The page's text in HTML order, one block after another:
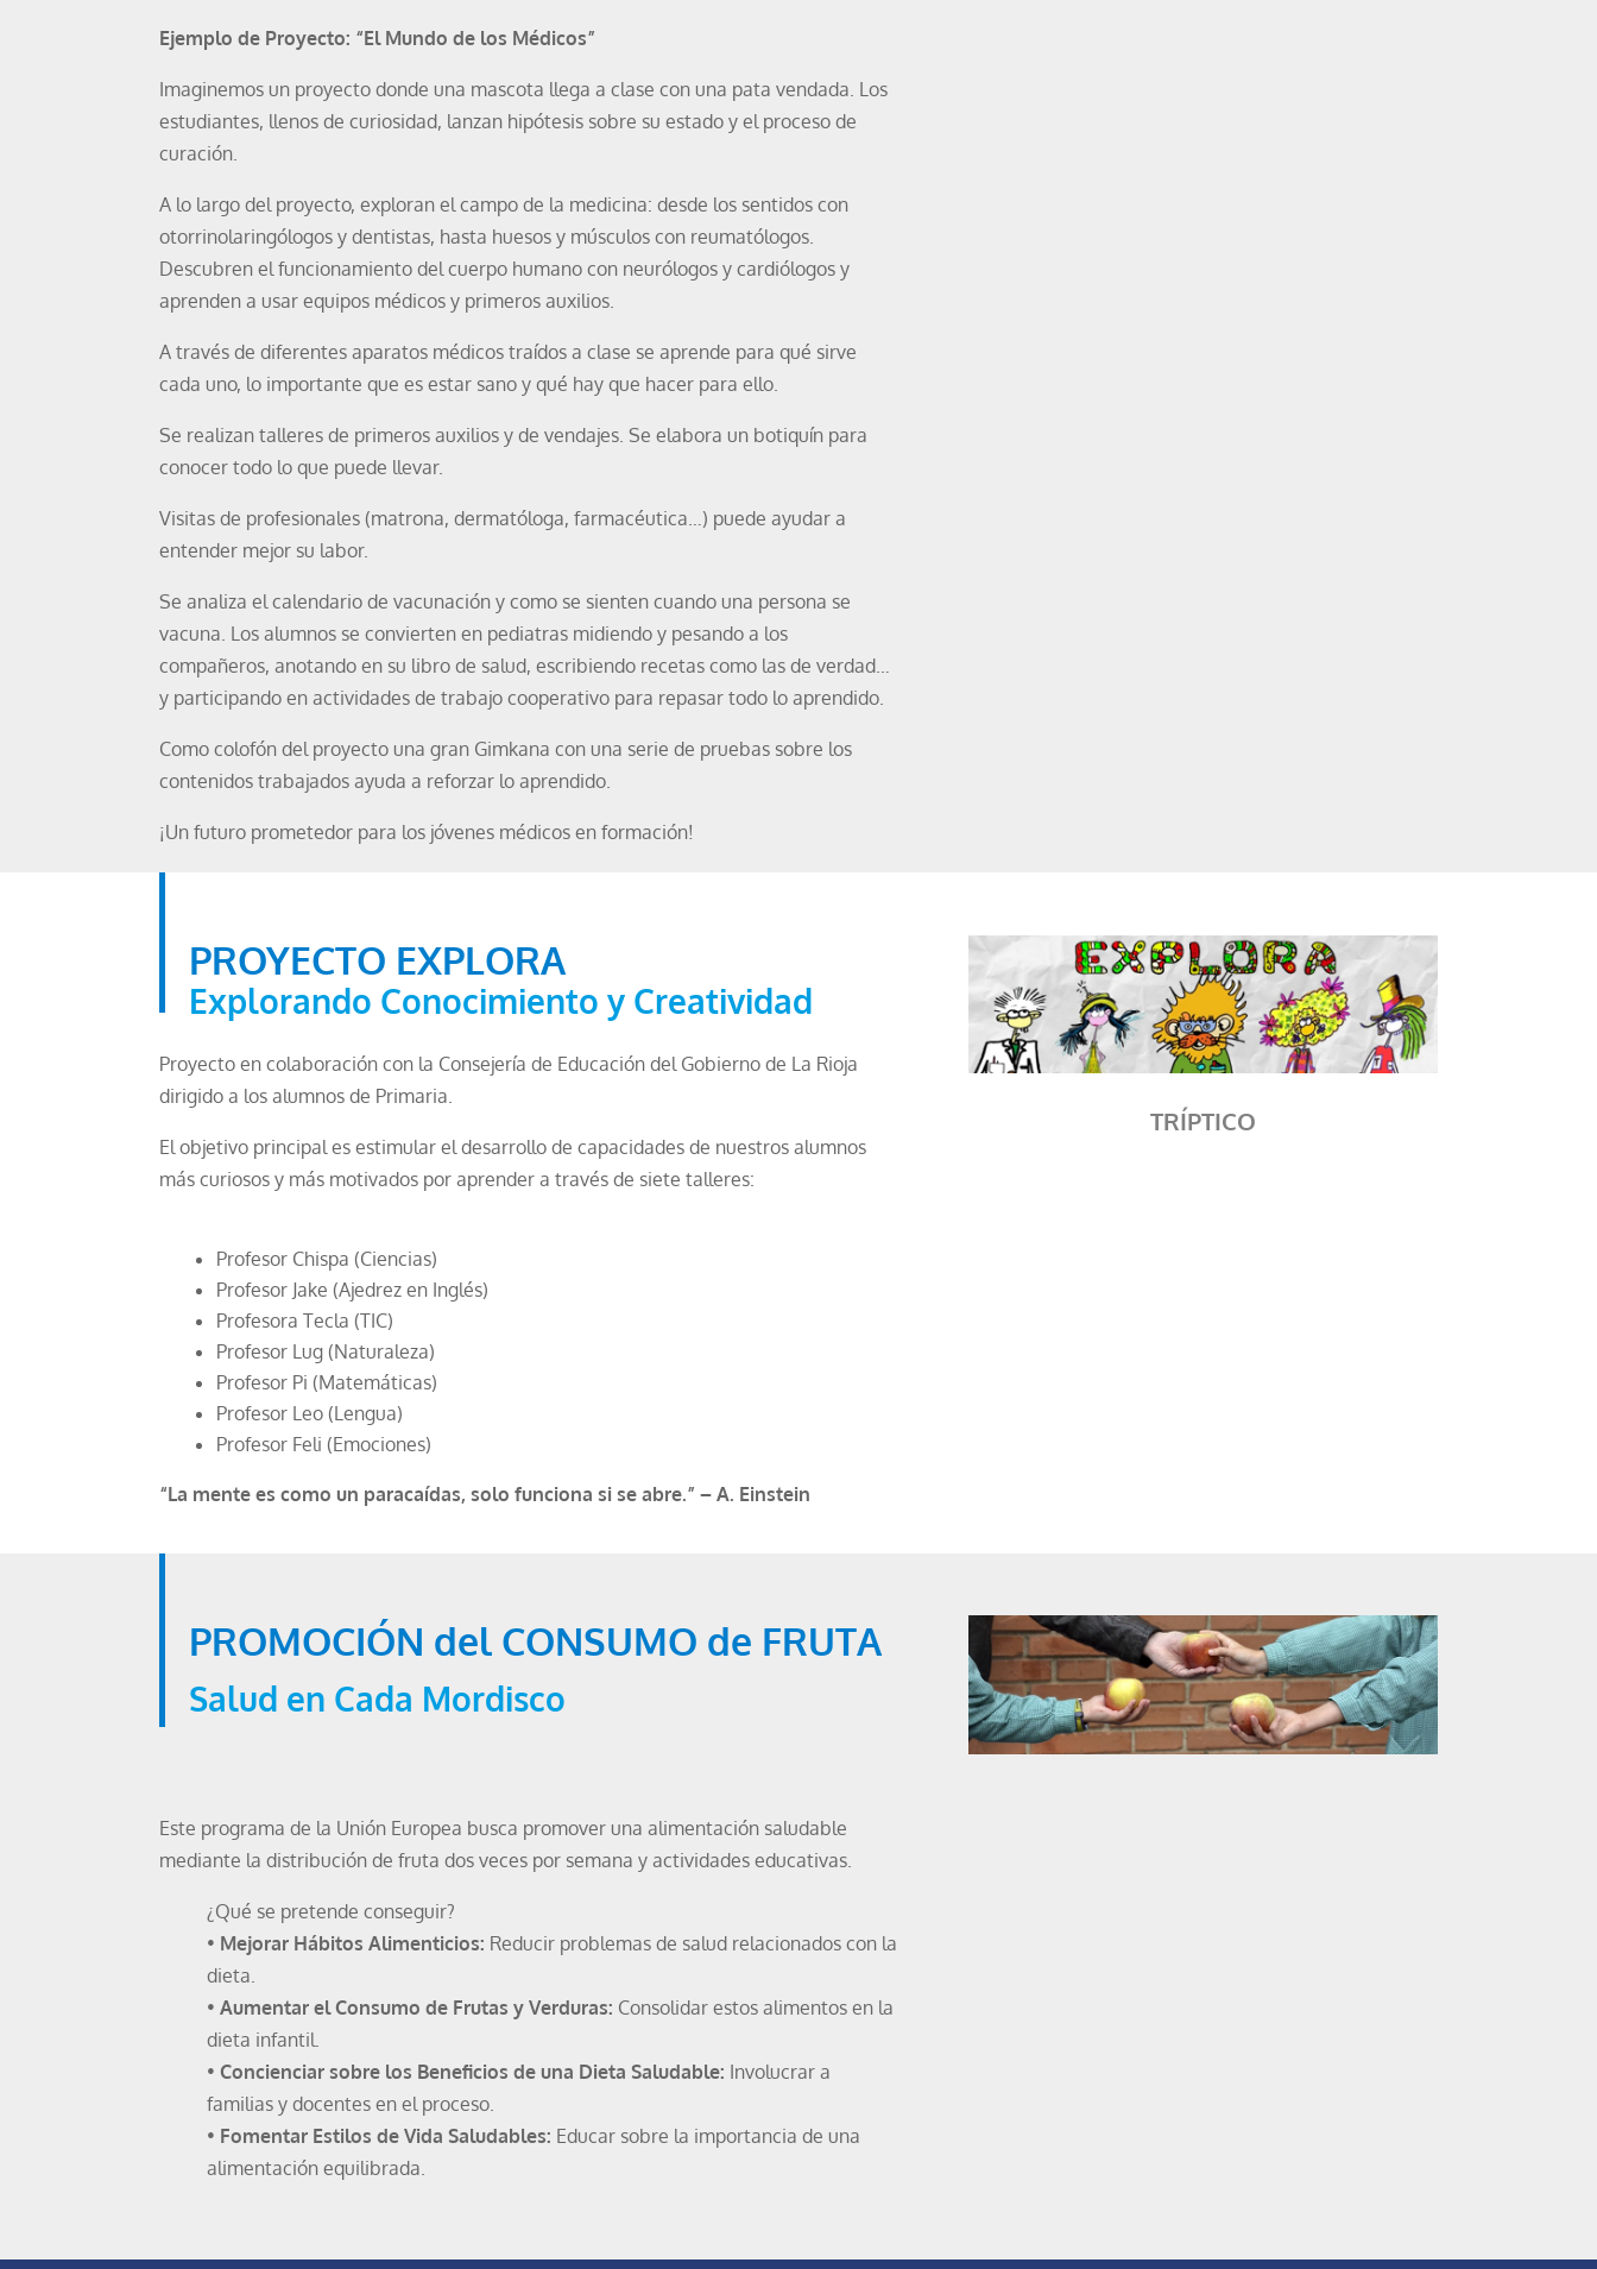
Ejemplo de Proyecto: “El Mundo de los Médicos”
Imaginemos un proyecto donde una mascota llega a clase con una pata vendada. Los
estudiantes, llenos de curiosidad, lanzan hipótesis sobre su estado y el proceso de
curación.
A lo largo del proyecto, exploran el campo de la medicina: desde los sentidos con
otorrinolaringólogos y dentistas, hasta huesos y músculos con reumatólogos.
Descubren el funcionamiento del cuerpo humano con neurólogos y cardiólogos y
aprenden a usar equipos médicos y primeros auxilios.
A través de diferentes aparatos médicos traídos a clase se aprende para qué sirve
cada uno, lo importante que es estar sano y qué hay que hacer para ello.
Se realizan talleres de primeros auxilios y de vendajes. Se elabora un botiquín para
conocer todo lo que puede llevar.
Visitas de profesionales (matrona, dermatóloga, farmacéutica…) puede ayudar a
entender mejor su labor.
Se analiza el calendario de vacunación y como se sienten cuando una persona se
vacuna. Los alumnos se convierten en pediatras midiendo y pesando a los
compañeros, anotando en su libro de salud, escribiendo recetas como las de verdad…
y participando en actividades de trabajo cooperativo para repasar todo lo aprendido.
Como colofón del proyecto una gran Gimkana con una serie de pruebas sobre los
contenidos trabajados ayuda a reforzar lo aprendido.
¡Un futuro prometedor para los jóvenes médicos en formación!
PROYECTO EXPLORA
Explorando Conocimiento y Creatividad
Proyecto en colaboración con la Consejería de Educación del Gobierno de La Rioja
dirigido a los alumnos de Primaria.
El objetivo principal es estimular el desarrollo de capacidades de nuestros alumnos
más curiosos y más motivados por aprender a través de siete talleres:
Profesor Chispa (Ciencias)
Profesor Jake (Ajedrez en Inglés)
Profesora Tecla (TIC)
Profesor Lug (Naturaleza)
Profesor Pi (Matemáticas)
Profesor Leo (Lengua)
Profesor Feli (Emociones)
“La mente es como un paracaídas, solo funciona si se abre.” – A. Einstein
TRÍPTICO
PROMOCIÓN del CONSUMO de FRUTA
Salud en Cada Mordisco
Este programa de la Unión Europea busca promover una alimentación saludable
mediante la distribución de fruta dos veces por semana y actividades educativas.
¿Qué se pretende conseguir?
• Mejorar Hábitos Alimenticios: Reducir problemas de salud relacionados con la
dieta.
•Aumentar el Consumo de Frutas y Verduras: Consolidar estos alimentos en la
dieta infantil.
• Concienciar sobre los Beneficios de una Dieta Saludable: Involucrar a
familias y docentes en el proceso.
• Fomentar Estilos de Vida Saludables: Educar sobre la importancia de una
alimentación equilibrada.